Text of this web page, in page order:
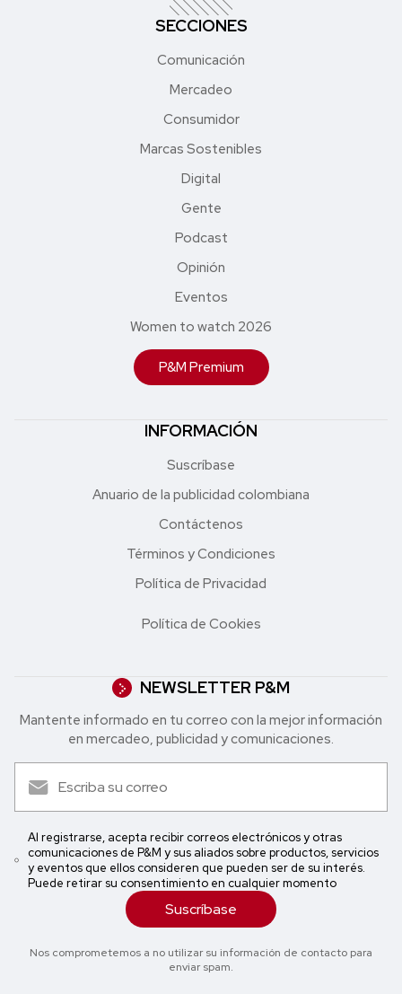
SECCIONES
Comunicación
Mercadeo
Consumidor
Marcas Sostenibles
Digital
Gente
Podcast
Opinión
Eventos
Women to watch 2026
P&M Premium
INFORMACIÓN
Suscríbase
Anuario de la publicidad colombiana
Contáctenos
Términos y Condiciones
Política de Privacidad
Política de Cookies
NEWSLETTER P&M
Mantente informado en tu correo con la mejor in formación
en mercadeo, publicidad y comunicaciones.
Al registrarse, acepta recibir correos electrónicos y otras
comunicaciones de P&M y sus aliados sobre productos, servicios
y eventos que ellos consideren que pueden ser de su interés.
Puede retirar su consentimiento en cualquier momento
Suscríbase
Nos comprometemos a no utilizar su información de contacto para
enviar spam.